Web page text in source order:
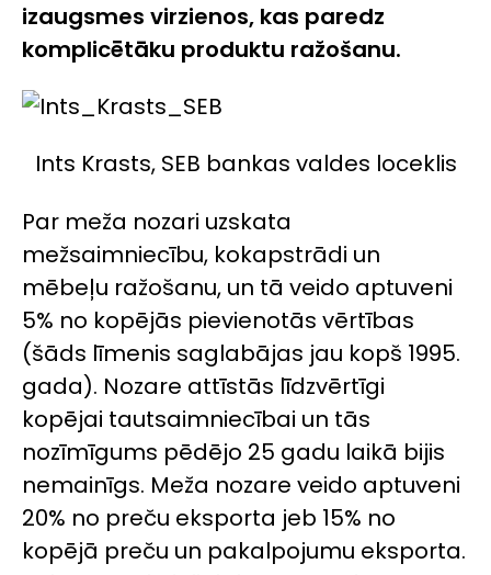
izaugsmes virzienos, kas paredz
komplicētāku produktu ražošanu.
Ints Krasts, SEB bankas valdes loceklis
Par meža nozari uzskata
mežsaimniecību, kokapstrādi un
mēbeļu ražošanu, un tā veido aptuveni
5% no kopējās pievienotās vērtības
(šāds līmenis saglabājas jau kopš 1995.
gada). Nozare attīstās līdzvērtīgi
kopējai tautsaimniecībai un tās
nozīmīgums pēdējo 25 gadu laikā bijis
nemainīgs. Meža nozare veido aptuveni
20% no preču eksporta jeb 15% no
kopējā preču un pakalpojumu eksporta.